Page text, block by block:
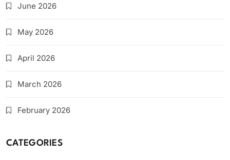
June 2026
May 2026
April 2026
March 2026
February 2026
CATEGORIES